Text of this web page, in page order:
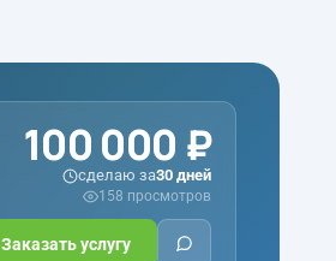
100 000 ₽
сделаю за30 дней
158 просмотров
Заказать услугу